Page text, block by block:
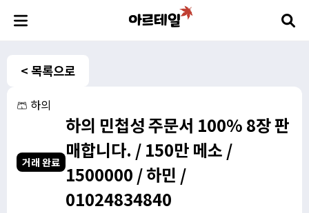
< 목록으로
🩳 하의
거래 완료
하의 민첩성 주문서 100% 8장 판
매합니다. / 150만 메소 /
1500000 / 하민 /
01024834840